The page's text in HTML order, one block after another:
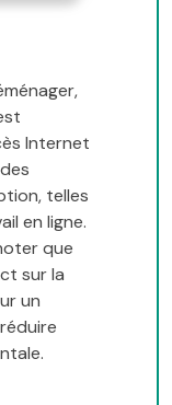
Internet
telles
en ligne.
que
sur la
un